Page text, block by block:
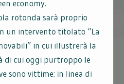
economy.
rotonda sarà proprio
un intervento titolato “La
in cui illustrerà la
di cui oggi purtroppo le
sono vittime: in linea di